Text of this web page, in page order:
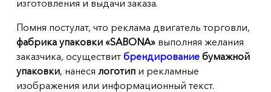
изготовления и выдачи заказа.
Помня постулат, что реклама двигатель торговли,
фабрика упаковки «SABONA»выполняя желания
заказчика, осуществит брендированиебумажной
упаковки, нанеся логотипи рекламные
изображения или информационный текст.